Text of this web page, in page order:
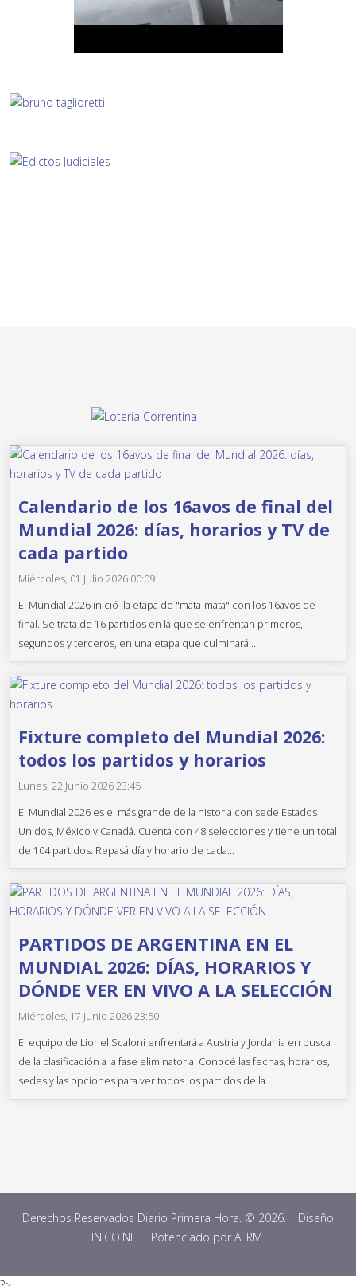
Calendario de los 16avos de final del
Mundial 2026: días, horarios y TV de
cada partido
Miércoles, 01 Julio 2026 00:09
El Mundial 2026 inició la etapa de "mata-mata" con los 16avos de
final. Se trata de 16 partidos en la que se enfrentan primeros,
segundos y terceros, en una etapa que culminará...
Fixture completo del Mundial 2026:
todos los partidos y horarios
Lunes, 22 Junio 2026 23:45
El Mundial 2026 es el más grande de la historia con sede Estados
Unidos, México y Canadá. Cuenta con 48 selecciones y tiene un total
de 104 partidos. Repasá día y horario de cada...
PARTIDOS DE ARGENTINA EN EL
MUNDIAL 2026: DÍAS, HORARIOS Y
DÓNDE VER EN VIVO A LA SELECCIÓN
Miércoles, 17 Junio 2026 23:50
El equipo de Lionel Scaloni enfrentará a Austria y Jordania en busca
de la clasificación a la fase eliminatoria. Conocé las fechas, horarios,
sedes y las opciones para ver todos los partidos de la...
Derechos Reservados Diario Primera Hora. © 2026. | Diseño
IN.CO.NE. | Potenciado por ALRM